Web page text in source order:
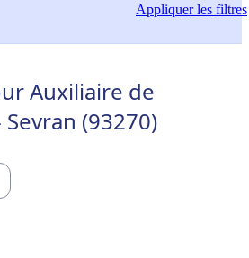
Appliquerles filtres
Auxiliaire de
(93270)